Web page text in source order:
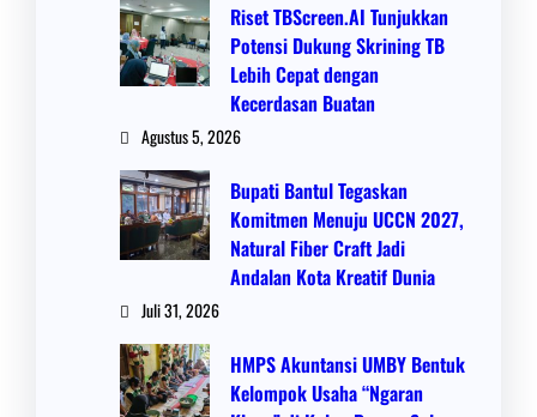
Riset TBScreen.AI Tunjukkan
Potensi Dukung Skrining TB
Lebih Cepat dengan
Kecerdasan Buatan
Agustus 5, 2026
Bupati Bantul Tegaskan
Komitmen Menuju UCCN 2027,
Natural Fiber Craft Jadi
Andalan Kota Kreatif Dunia
Juli 31, 2026
HMPS Akuntansi UMBY Bentuk
Kelompok Usaha “Ngaran